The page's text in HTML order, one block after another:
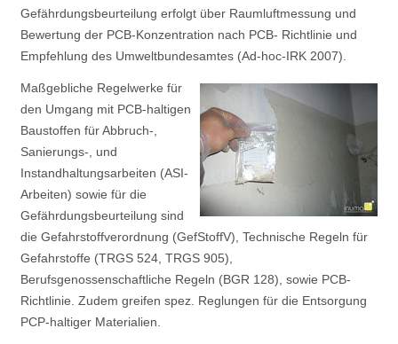
Gefährdungsbeurteilung erfolgt über Raumluftmessung und
Bewertung der PCB-Konzentration nach PCB- Richtlinie und
Empfehlung des Umweltbundesamtes (Ad-hoc-IRK 2007).
Maßgebliche Regelwerke für
den Umgang mit PCB-haltigen
Baustoffen für Abbruch-,
Sanierungs-, und
Instandhaltungsarbeiten (ASI-
Arbeiten) sowie für die
Gefährdungsbeurteilung sind
die Gefahrstoffverordnung (GefStoffV), Technische Regeln für
Gefahrstoffe (TRGS 524, TRGS 905),
Berufsgenossenschaftliche Regeln (BGR 128), sowie PCB-
Richtlinie. Zudem greifen spez. Reglungen für die Entsorgung
PCP-haltiger Materialien.